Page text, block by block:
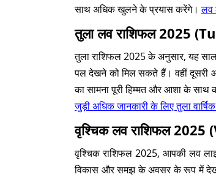
साथ अधिक खुलने के प्रयास करेंगे।लव
तुला लव राशिफल 2025
तुला राशिफल 2025 के अनुसार, यह
पल देखने को मिल सकते हैं। वहीं दूसरी
का सामना पूरी हिम्मत और आशा के
जुड़ी अधिक जानकारी के लिए तुला
वृश्चिक लव राशिफल
वृश्चिक राशिफल 2025, आपकी लव
विकास और समझ के अवसर के रूप में